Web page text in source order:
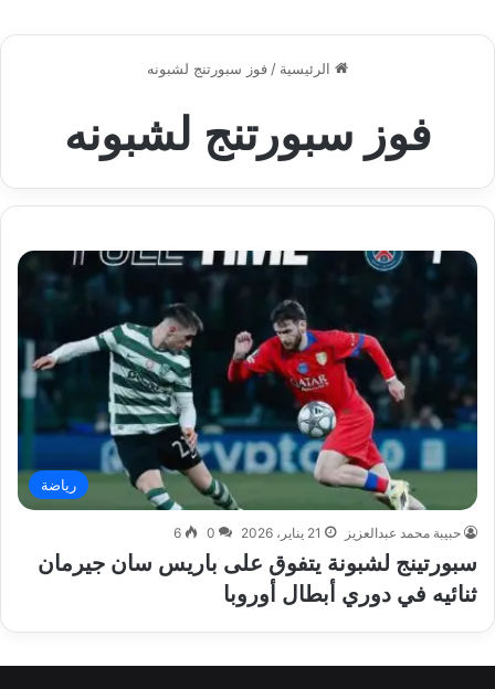
الرئيسية /فوز سبورتنج لشبونه
فوز سبورتنج لشبونه
رياضة
حبيبة محمد عبدالعزيز 21 يناير، 2026 0
6
سبورتينج لشبونة يتفوق على باريس سان جيرمان
ثنائيه في دوري أبطال أوروبا